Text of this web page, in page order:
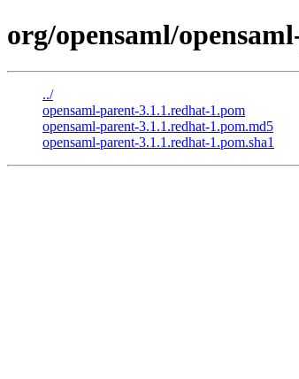
org/opensaml/
../
opensaml-parent-3.1.1.redhat-1.pom
opensaml-parent-3.1.1.redhat-1.pom.md5
opensaml-parent-3.1.1.redhat-1.pom.sha1